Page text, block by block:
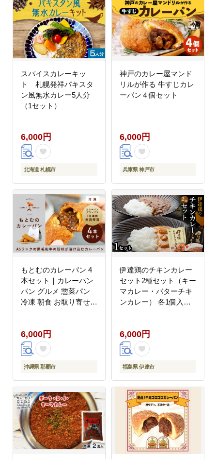
※2026年1月中旬以降
に順次発送
スパイスカレーキッ
ト 札幌発祥パキスタ
ン風無水カレー5人分
（1セット）
6,000円
北海道 札幌市
神戸のカレー屋マンド
リルが作る 牛すじカレ
ーパン４個セット
6,000円
兵庫県 神戸市
もとむのカレーパン 4
本セット｜カレーパン
パン グルメ 惣菜パン
冷凍 朝食 お取り寄せ
6,000円
沖縄県 那覇市
伊達鶏のチキンカレー
セット2種セット（キー
マカレー・バターチキ
ンカレー） 各1個入り
F21C-090
6,000円
福島県 伊達市